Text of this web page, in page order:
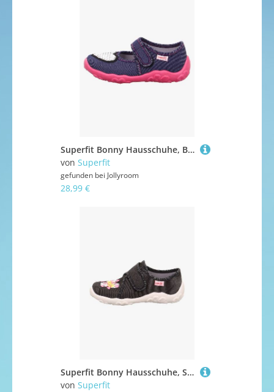
Superfit Bonny Hausschuhe, Blue, 23
von Superfit
gefunden bei Jollyroom
28,99 €
Superfit Bonny Hausschuhe, Schwarz, 26
von Superfit